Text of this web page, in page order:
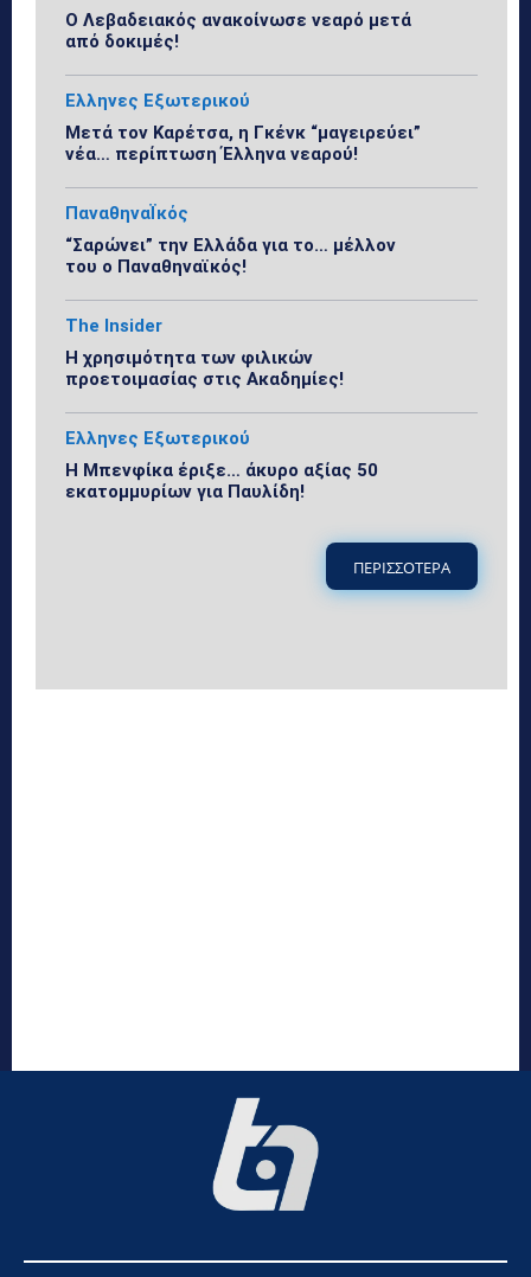
Ο Λεβαδειακός ανακοίνωσε νεαρό μετά
από δοκιμές!
Ελληνες Εξωτερικού
Μετά τον Καρέτσα, η Γκένκ “μαγειρεύει”
νέα… περίπτωση Έλληνα νεαρού!
ΠαναθηναΪκός
“Σαρώνει” την Ελλάδα για το… μέλλον
του ο Παναθηναϊκός!
The Insider
Η χρησιμότητα των φιλικών
προετοιμασίας στις Ακαδημίες!
Ελληνες Εξωτερικού
Η Μπενφίκα έριξε… άκυρο αξίας 50
εκατομμυρίων για Παυλίδη!
ΠΕΡΙΣΣΟΤΕΡΑ